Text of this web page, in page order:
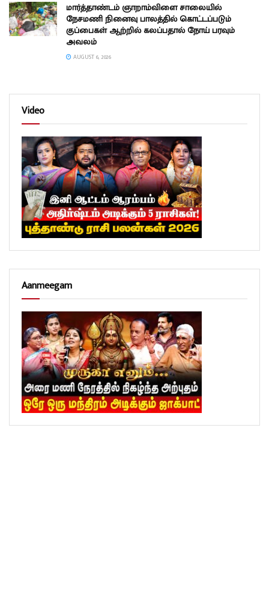
மார்த்தாண்டம் ஞாறாம்விளை சாலையில்
நேசமணி நினைவு பாலத்தில் கொட்டப்படும்
குப்பைகள் ஆற்றில் கலப்பதால் நோய் பரவும்
அவலம்
AUGUST 6, 2026
Video
Aanmeegam